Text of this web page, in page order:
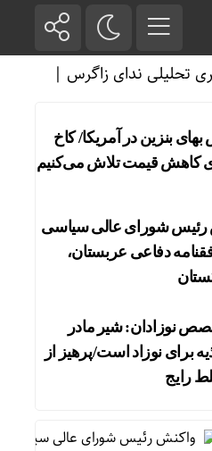
بهای بنزین در آمریکا/ کاخ
کاهش قیمت تلاش می‌کنیم
رئیس شورای عالی سیاسی
دفاعی عربستان،
نوزادان: شیر مادر
برای نوزاد است/پرهیز از
رایج
رئیس شورای عالی سیاسی یمن